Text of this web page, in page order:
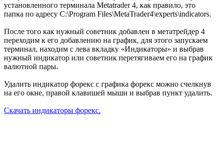
установленного терминала Metatrader 4, как правило, это
папка по адресу C:\Program Files\MetaTrader4\experts\indicators.
После того как нужный советник добавлен в метатрейдер 4
переходим к его добавлению на график, для этого запускаем
терминал, находим с лева вкладку «Индикаторы» и выбрав
нужный индикатор или советник перетягиваем его на график
валютной пары.
Удалить индикатор форекс с графика форекс можно счелкнув
на его окне, правой клавишей мыши и выбрав пункт удалить.
Скачать индикаторы форекс.